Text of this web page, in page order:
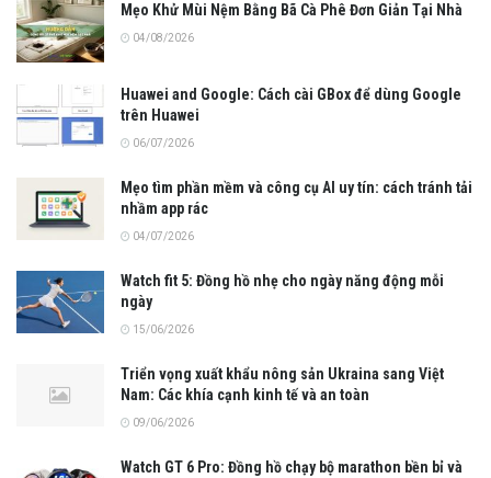
Mẹo Khử Mùi Nệm Bằng Bã Cà Phê Đơn Giản Tại Nhà
04/08/2026
Huawei and Google: Cách cài GBox để dùng Google
trên Huawei
06/07/2026
Mẹo tìm phần mềm và công cụ AI uy tín: cách tránh tải
nhầm app rác
04/07/2026
Watch fit 5: Đồng hồ nhẹ cho ngày năng động mỗi
ngày
15/06/2026
Triển vọng xuất khẩu nông sản Ukraina sang Việt
Nam: Các khía cạnh kinh tế và an toàn
09/06/2026
Watch GT 6 Pro: Đồng hồ chạy bộ marathon bền bỉ và